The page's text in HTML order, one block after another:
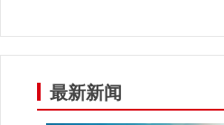
最新新闻